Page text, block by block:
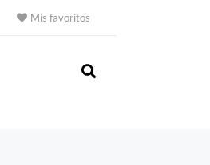
Mis favoritos